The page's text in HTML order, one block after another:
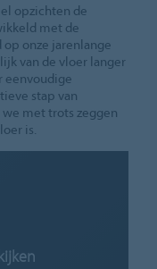
opzichten de
met de
onze jarenlange
van de vloer langer
eenvoudige
stap van
met trots zeggen
is.